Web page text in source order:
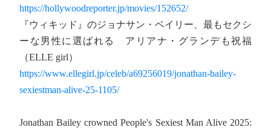
https://hollywoodreporter.jp/movies/152652/
『ウィキッド』のジョナサン・ベイリー、最もセクシ
ーな男性に選ばれる アリアナ・グランデも祝福
（ELLE girl）
https://www.ellegirl.jp/celeb/a69256019/jonathan-bailey-
sexiestman-alive-25-1105/
Jonathan Bailey crowned People's Sexiest Man Alive 2025: